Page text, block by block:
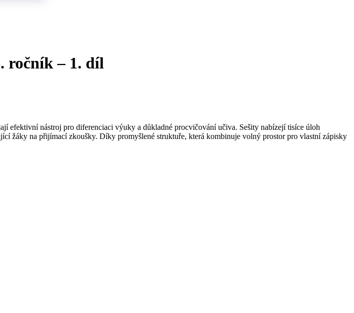
ročník – 1. díl
efektivní nástroj pro diferenciaci výuky a důkladné procvičování učiva. Sešity nabízejí tisíce úloh
žáky na přijímací zkoušky. Díky promyšlené struktuře, která kombinuje volný prostor pro vlastní zápisky